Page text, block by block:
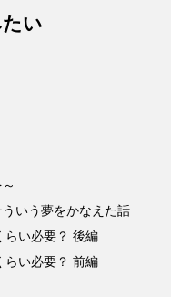
い
いう夢をかなえた話
い必要？ 後編
い必要？ 前編